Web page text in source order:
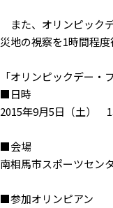
また、オリンピック
災地の視察を1時間程度
「オリンピックデー・
■日時
2015年9月5日（土）
■会場
南相馬市スポーツセン
■参加オリンピアン